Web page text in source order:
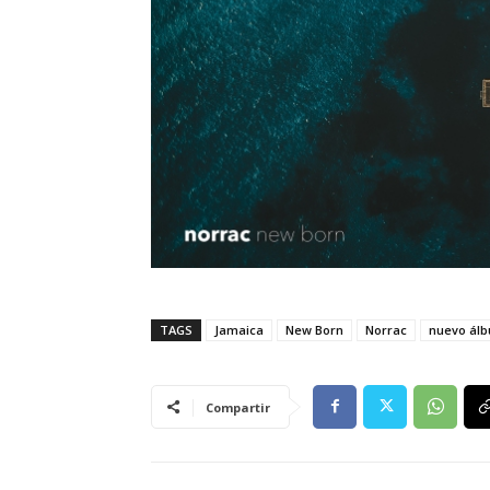
TAGS Jamaica New Born Norrac nuevo
Compartir